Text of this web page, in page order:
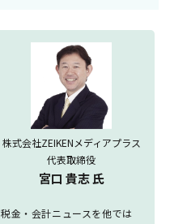
株式会社ZEIKENメディアプラス
代表取締役
宮口 貴志 氏
税金・会計ニュースを他では